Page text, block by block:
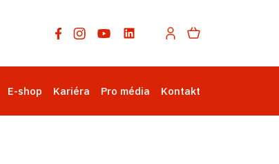
E-shop Kariéra Pro média Kontakt